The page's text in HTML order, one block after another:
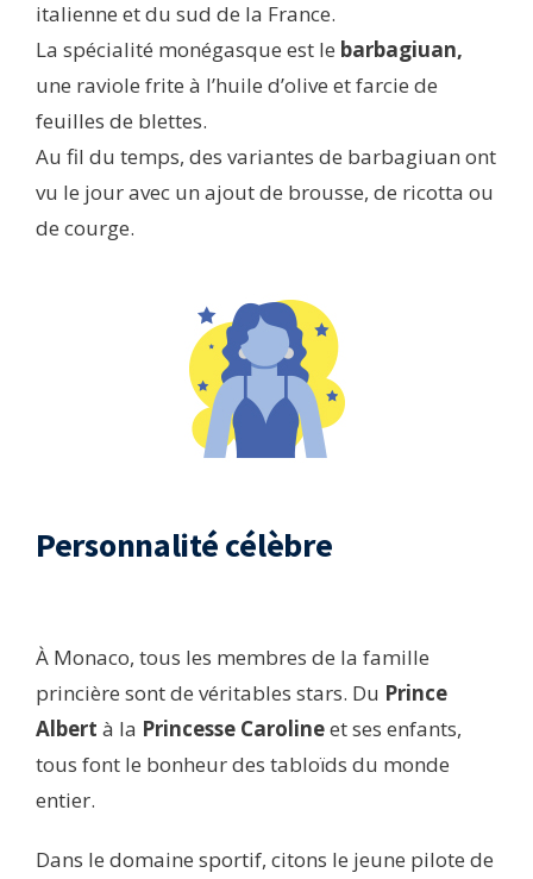
italienne et du sud de la France.
La spécialité monégasque est le barbagiuan,
une raviole frite à l’huile d’olive et farcie de
feuilles de blettes.
Au fil du temps, des variantes de barbagiuan ont
vu le jour avec un ajout de brousse, de ricotta ou
de courge.
Personnalité célèbre
À Monaco, tous les membres de la famille
princière sont de véritables stars. Du Prince
Albert à la Princesse Carolineet ses enfants,
tous font le bonheur des tabloïds du monde
entier.
Dans le domaine sportif, citons le jeune pilote de